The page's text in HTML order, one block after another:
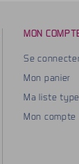
MON
Se
Mon panier
Ma liste type
Mon compte